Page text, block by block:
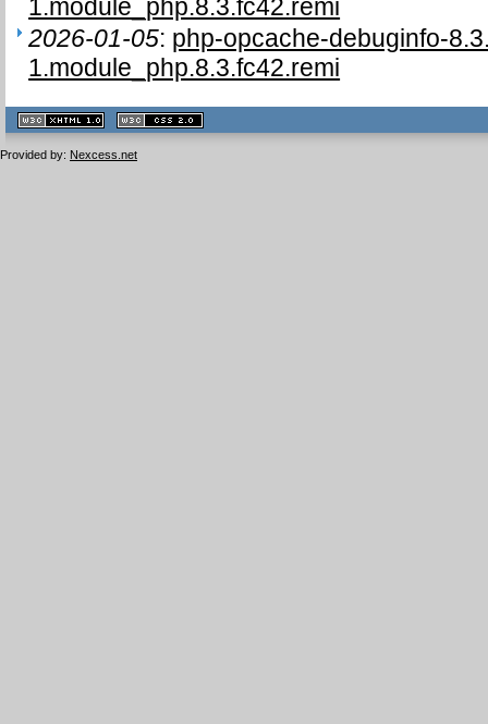
1.module_php.8.3.fc42.remi
2026-01-05: php-opcache-debuginfo-
1.module_php.8.3.fc42.remi
XHTML
1.1 valide
2.0 valide
Provided by: Nexcess.net